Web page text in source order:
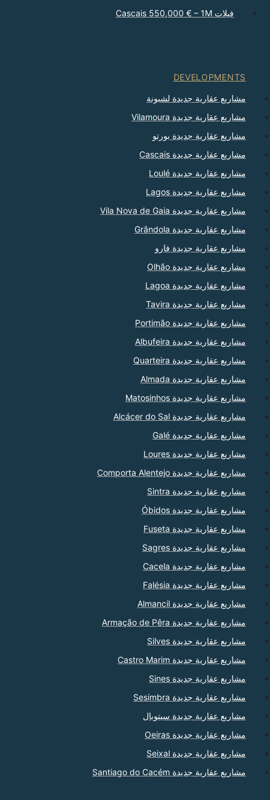
فيلات Cascais 550,000 € – 1M
DEVELOPMENTS
مشاريع عقارية جديدة لشبونة
مشاريع عقارية جديدة Vilamoura
مشاريع عقارية جديدة بورتو
مشاريع عقارية جديدة Cascais
مشاريع عقارية جديدة Loulé
مشاريع عقارية جديدة Lagos
مشاريع عقارية جديدة Vila Nova de Gaia
مشاريع عقارية جديدة Grândola
مشاريع عقارية جديدة فارو
مشاريع عقارية جديدة Olhão
مشاريع عقارية جديدة Lagoa
مشاريع عقارية جديدة Tavira
مشاريع عقارية جديدة Portimão
مشاريع عقارية جديدة Albufeira
مشاريع عقارية جديدة Quarteira
مشاريع عقارية جديدة Almada
مشاريع عقارية جديدة Matosinhos
مشاريع عقارية جديدة Alcácer do Sal
مشاريع عقارية جديدة Galé
مشاريع عقارية جديدة Loures
مشاريع عقارية جديدة Comporta Alentejo
مشاريع عقارية جديدة Sintra
مشاريع عقارية جديدة Óbidos
مشاريع عقارية جديدة Fuseta
مشاريع عقارية جديدة Sagres
مشاريع عقارية جديدة Cacela
مشاريع عقارية جديدة Falésia
مشاريع عقارية جديدة Almancil
مشاريع عقارية جديدة Armação de Pêra
مشاريع عقارية جديدة Silves
مشاريع عقارية جديدة Castro Marim
مشاريع عقارية جديدة Sines
مشاريع عقارية جديدة Sesimbra
مشاريع عقارية جديدة سيتوبال
مشاريع عقارية جديدة Oeiras
مشاريع عقارية جديدة Seixal
مشاريع عقارية جديدة Santiago do Cacém